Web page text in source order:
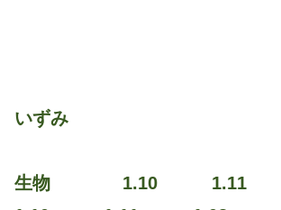
いずみ
生物 1.10